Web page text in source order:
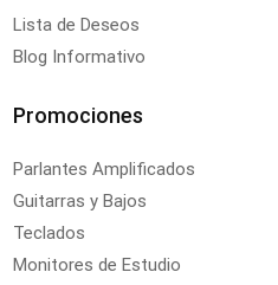
Lista de Deseos
Blog Informativo
Promociones
Parlantes Amplificados
Guitarras y Bajos
Teclados
Monitores de Estudio